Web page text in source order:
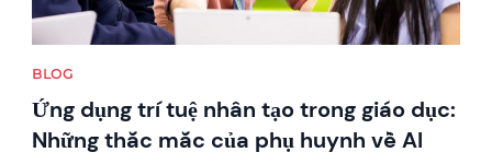
BLOG
Ứng dụng trí tuệ nhân tạo trong giáo dục:
Những thắc mắc của phụ huynh về AI